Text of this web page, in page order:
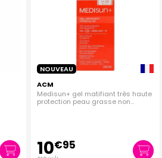
NOUVEAU
ACM
Medisun+ gel matifiant très haute
protection peau grasse non
10€95